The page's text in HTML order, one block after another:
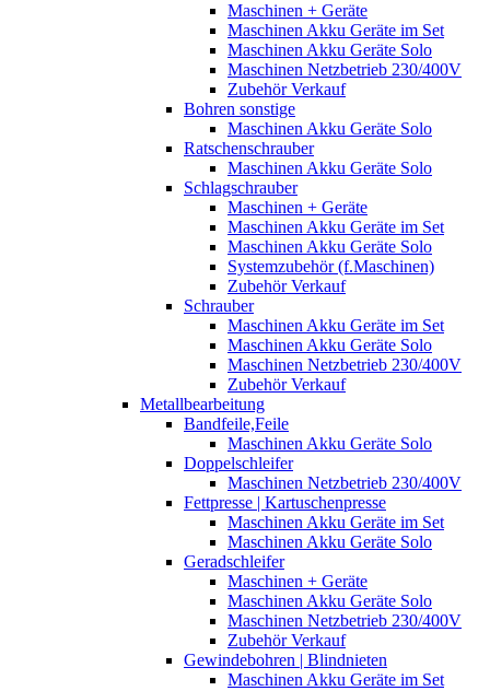
Maschinen + Geräte
Maschinen Akku Geräte im Set
Maschinen Akku Geräte Solo
Maschinen Netzbetrieb 230/400V
Zubehör Verkauf
Bohren sonstige
Maschinen Akku Geräte Solo
Ratschenschrauber
Maschinen Akku Geräte Solo
Schlagschrauber
Maschinen + Geräte
Maschinen Akku Geräte im Set
Maschinen Akku Geräte Solo
Systemzubehör (f.Maschinen)
Zubehör Verkauf
Schrauber
Maschinen Akku Geräte im Set
Maschinen Akku Geräte Solo
Maschinen Netzbetrieb 230/400V
Zubehör Verkauf
Metallbearbeitung
Bandfeile,Feile
Maschinen Akku Geräte Solo
Doppelschleifer
Maschinen Netzbetrieb 230/400V
Fettpresse | Kartuschenpresse
Maschinen Akku Geräte im Set
Maschinen Akku Geräte Solo
Geradschleifer
Maschinen + Geräte
Maschinen Akku Geräte Solo
Maschinen Netzbetrieb 230/400V
Zubehör Verkauf
Gewindebohren | Blindnieten
Maschinen Akku Geräte im Set